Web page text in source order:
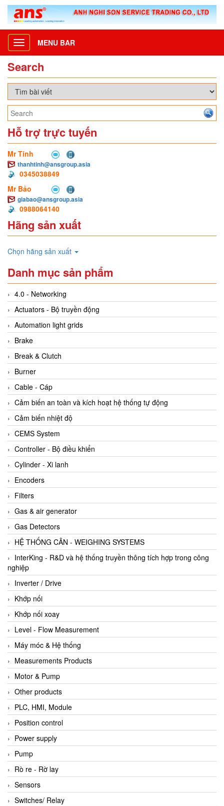
Toggle
navigation
MENU BAR
Search
Hỗ trợ trực tuyến
Mr Tính
thanhtinh@ansgroup.asia
0345038849
Mr Bảo
giabao@ansgroup.asia
0988064140
Hãng sản xuất
Chọn hãng sản xuất
Danh mục sản phẩm
4.0 - Networking
Actuators - Bộ truyền động
Automation light grids
Brake
Break & Clutch
Burner
Cable - Cáp
Cảm biến an toàn và kích hoạt hệ thống tự động
Cảm biến nhiệt độ
CEMS System
Controller - Bộ điều khiển
Cylinder - Xi lanh
Encoders
Filters
Gas & air generator
Gas Detectors
HỆ THỐNG CÂN - WEIGHING SYSTEMS
InterKing - R&D và hệ thống truyền thông tích hợp trong công
nghiệp
Inverter / Drive
Khớp nối
Khớp nối xoay
Level - Flow Measurement
Máy móc & Hệ thống
Measurements Products
Motor & Pump
Other products
PLC, HMI, Module
Position control
Power supply
Pump
Rò re - Rờ lay
Sensors
Switches/ Relay